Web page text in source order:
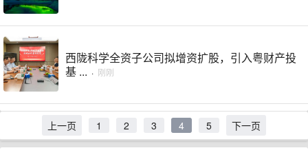
西陇科学全资子公司拟增资扩股，引入粤财产投
基 ... · 刚刚
上一页 1 2 3 4 5 下一页